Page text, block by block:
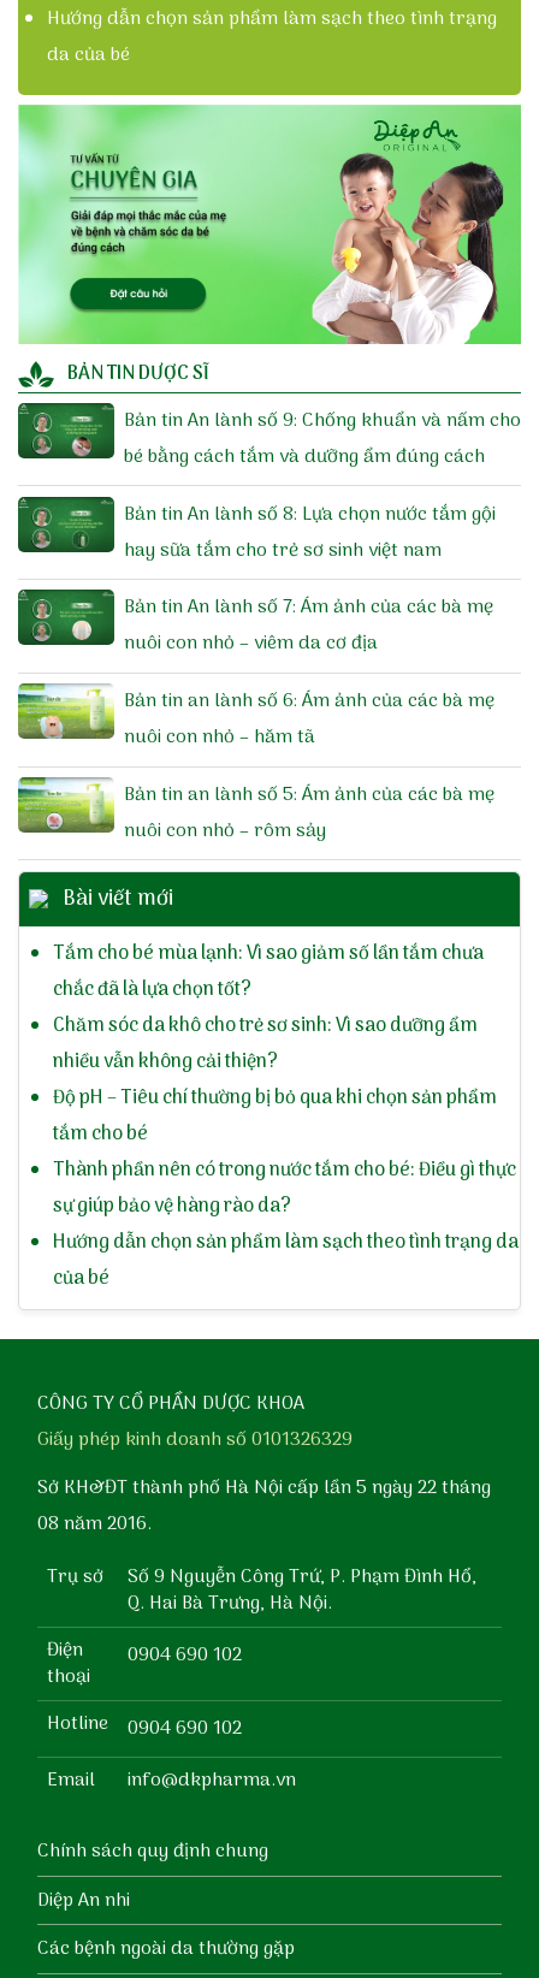
Hướng dẫn chọn sản phẩm làm sạch theo tình trạng
da của bé
BẢN TIN DƯỢC SĨ
Bản tin An lành số 9: Chống khuẩn và nấm cho
bé bằng cách tắm và dưỡng ẩm đúng cách
Bản tin An lành số 8: Lựa chọn nước tắm gội
hay sữa tắm cho trẻ sơ sinh việt nam
Bản tin An lành số 7: Ám ảnh của các bà mẹ
nuôi con nhỏ – viêm da cơ địa
Bản tin an lành số 6: Ám ảnh của các bà mẹ
nuôi con nhỏ – hăm tã
Bản tin an lành số 5: Ám ảnh của các bà mẹ
nuôi con nhỏ – rôm sảy
Bài viết mới
Tắm cho bé mùa lạnh: Vì sao giảm số lần tắm chưa
chắc đã là lựa chọn tốt?
Chăm sóc da khô cho trẻ sơ sinh: Vì sao dưỡng ẩm
nhiều vẫn không cải thiện?
Độ pH – Tiêu chí thường bị bỏ qua khi chọn sản phẩm
tắm cho bé
Thành phần nên có trong nước tắm cho bé: Điều gì thực
sự giúp bảo vệ hàng rào da?
Hướng dẫn chọn sản phẩm làm sạch theo tình trạng da
của bé
CÔNG TY CỔ PHẦN DƯỢC KHOA
Giấy phép kinh doanh số 0101326329
Sở KH&ĐT thành phố Hà Nội cấp lần 5 ngày 22 tháng
08 năm 2016.
Trụ sở
Số 9 Nguyễn Công Trứ, P. Phạm Đình Hổ,
Q. Hai Bà Trưng, Hà Nội.
Điện
thoại
0904 690 102
Hotline
0904 690 102
Email
info@dkpharma.vn
Chính sách quy định chung
Diệp An nhi
Các bệnh ngoài da thường gặp